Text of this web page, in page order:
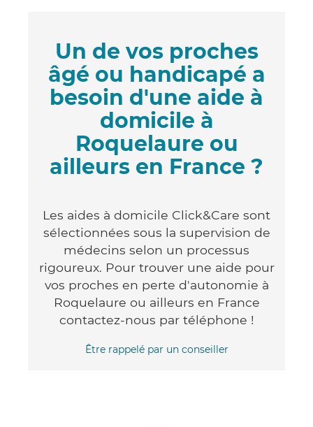
Un de vos proches
âgé ou handicapé a
besoin d'une aide à
domicile à
Roquelaure ou
ailleurs en France ?
Les aides à domicile Click&Care sont
sélectionnées sous la supervision de
médecins selon un processus
rigoureux. Pour trouver une aide pour
vos proches en perte d'autonomie à
Roquelaure ou ailleurs en France
contactez-nous par téléphone !
Être rappelé par un conseiller